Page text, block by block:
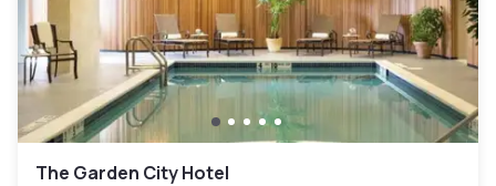
The Garden City Hotel